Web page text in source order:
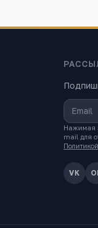
Нажимая
mail для
Политикой
VK